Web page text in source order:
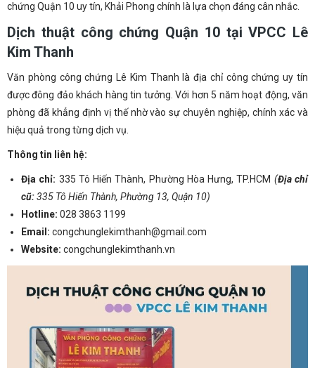
chứng Quận 10 uy tín, Khải Phong chính là lựa chọn đáng cân nhắc.
Dịch thuật công chứng Quận 10 tại VPCC Lê
Kim Thanh
Văn phòng công chứng Lê Kim Thanh là địa chỉ công chứng uy tín
được đông đảo khách hàng tin tưởng. Với hơn 5 năm hoạt động, văn
phòng đã khẳng định vị thế nhờ vào sự chuyên nghiệp, chính xác và
hiệu quả trong từng dịch vụ.
Thông tin liên hệ:
Địa chỉ: 335 Tô Hiến Thành, Phường Hòa Hưng, TP.HCM (Địa chỉ
cũ:335 Tô Hiến Thành, Phường 13, Quận 10)
Hotline: 028 3863 1199
Email: congchunglekimthanh@gmail.com
Website: congchunglekimthanh.vn